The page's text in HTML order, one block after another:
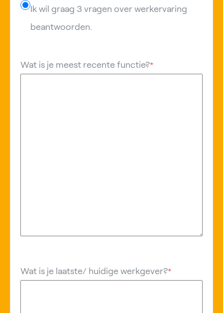
Ik wil graag 3 vragen over werkervaring
beantwoorden.
Wat is je meest recente functie?*
Wat is je laatste/ huidige werkgever?*